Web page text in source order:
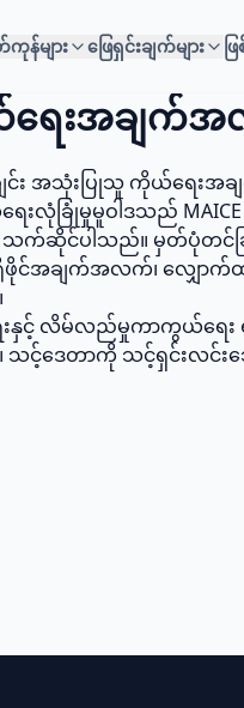
န်များ ဖြေရှင်းချက်များ ဖ
ေးအချက်အ
င်း အသုံးပြုသူ ကိုယ်ရေးအ
လုံခြုံမှုမူဝါဒသည် MAICE
ဆိုင်ပါသည်။ မှတ်ပုံတင်ခြင်
ဖိုင်အချက်အလက်၊ လျှောက်
နှင့် လိမ်လည်မှုကာကွယ်ရေး
သင့်ဒေတာကို သင့်ရှင်းလင်း